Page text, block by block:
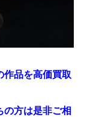
作品を高価買取
の方は是非ご相